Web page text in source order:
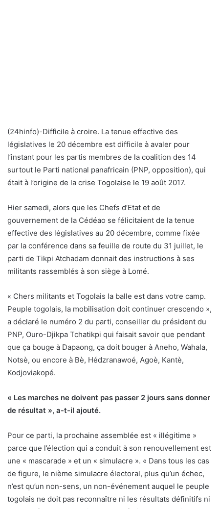
(24hinfo)-Difficile à croire. La tenue effective des
législatives le 20 décembre est difficile à avaler pour
l’instant pour les partis membres de la coalition des 14
surtout le Parti national panafricain (PNP, opposition), qui
était à l’origine de la crise Togolaise le 19 août 2017.
Hier samedi, alors que les Chefs d’Etat et de
gouvernement de la Cédéao se félicitaient de la tenue
effective des législatives au 20 décembre, comme fixée
par la conférence dans sa feuille de route du 31 juillet, le
parti de Tikpi Atchadam donnait des instructions à ses
militants rassemblés à son siège à Lomé.
« Chers militants et Togolais la balle est dans votre camp.
Peuple togolais, la mobilisation doit continuer crescendo »,
a déclaré le numéro 2 du parti, conseiller du président du
PNP, Ouro-Djikpa Tchatikpi qui faisait savoir que pendant
que ça bouge à Dapaong, ça doit bouger à Aneho, Wahala,
Notsè, ou encore à Bè, Hédzranawoé, Agoè, Kantè,
Kodjoviakopé.
« Les marches ne doivent pas passer 2 jours sans donner
de résultat », a-t-il ajouté.
Pour ce parti, la prochaine assemblée est « illégitime »
parce que l’élection qui a conduit à son renouvellement est
une « mascarade » et un « simulacre ». « Dans tous les cas
de figure, le nième simulacre électoral, plus qu’un échec,
n’est qu’un non-sens, un non-événement auquel le peuple
togolais ne doit pas reconnaître ni les résultats définitifs ni